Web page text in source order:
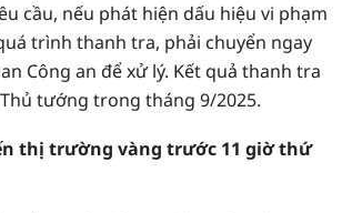
cầu, nếu phát hiện dấu hiệu vi phạm
trình thanh tra, phải chuyển ngay
Công an để xử lý. Kết quả thanh tra
tướng trong tháng 9/2025.
thị trường vàng trước 11 giờ thứ